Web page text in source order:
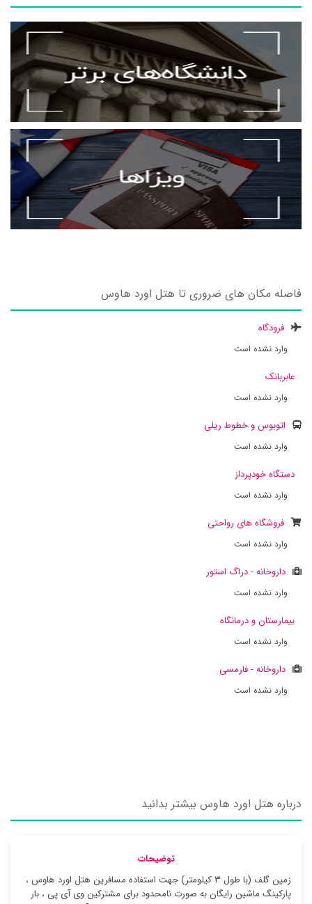
فاصله مکان های ضروری تا هتل اورد هاوس
فرودگاه
وارد نشده است
عابربانک
وارد نشده است
اتوبوس و خطوط ریلی
وارد نشده است
دستگاه خودپرداز
وارد نشده است
فروشگاه های رواحتی
وارد نشده است
داروخانه - دراگ استور
وارد نشده است
بیمارستان و درمانگاه
وارد نشده است
داروخانه - فارمسی
وارد نشده است
درباره هتل اورد هاوس بیشتر بدانید
توضیحات
زمین گلف (با طول ۳ کیلومتر) جهت استفاده مسافرین هتل اورد هاوس ،
پارکینگ ماشین رایگان به صورت نامحدود برای مشترکین وی آی پی ، بار